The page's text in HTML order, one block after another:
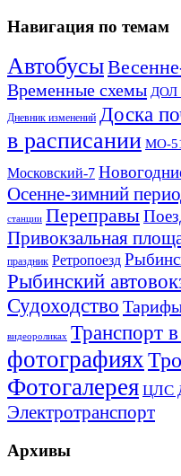
Навигация по темам
Автобусы
Временные схемы ДОЛ
Дневник изменений Доска
в расписании МО-
Московский-7
Осенне-зимний
станции Переправы
Привокзальная
праздник Ретропоезд
Рыбинский
Судоходство
видеороликах Транспорт
фотографиях
Фотогалерея ЦЛС
Электротранспорт
Архивы